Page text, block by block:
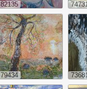
82135
79434